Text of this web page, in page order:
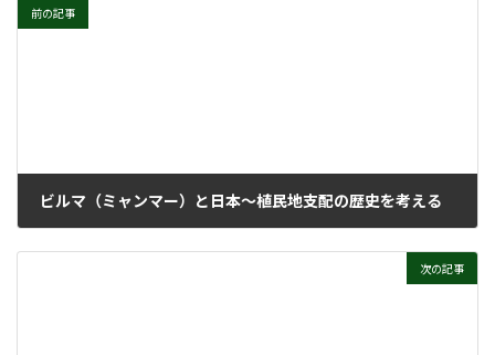
前の記事
ビルマ（ミャンマー）と日本～植民地支配の歴史を考える
次の記事